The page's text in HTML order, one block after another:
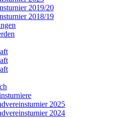
2019/20
2018/19
2025
2024